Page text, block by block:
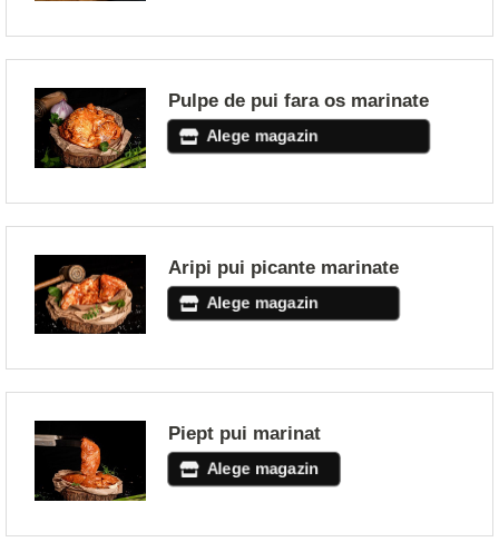
Pulpe de pui fara os marinate
Alege magazin
Aripi pui picante marinate
Alege magazin
Piept pui marinat
Alege magazin